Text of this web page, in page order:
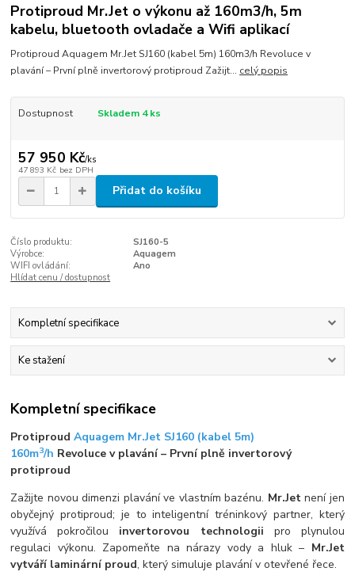
Protiproud Mr.Jet o výkonu až 160m3/h, 5m
kabelu, bluetooth ovladače a Wifi aplikací
Protiproud Aquagem Mr.Jet SJ160 (kabel 5m) 160m3/h Revoluce v
plavání – První plně invertorový protiproud Zažijt... celý popis
Dostupnost Skladem 4 ks
57 950 Kč/ks
47 893 Kč bez DPH
Přidat do košíku
Číslo produktu:
SJ160-5
Výrobce:
Aquagem
WIFI ovládání:
Ano
Hlídat cenu / dostupnost
Kompletní specifikace
Ke stažení
Kompletní specifikace
ProtiproudAquagem Mr.Jet SJ160 (kabel 5m)
160m3/h Revoluce v plavání – První plně invertorový
protiproud
Zažijte novou dimenzi plavání ve vlastním bazénu. Mr.Jetnení jen
obyčejný protiproud; je to inteligentní tréninkový partner, který
využívá pokročilou invertorovou technologii pro plynulou
regulaci výkonu. Zapomeňte na nárazy vody a hluk – Mr.Jet
vytváří laminární proud, který simuluje plavání v otevřené řece.